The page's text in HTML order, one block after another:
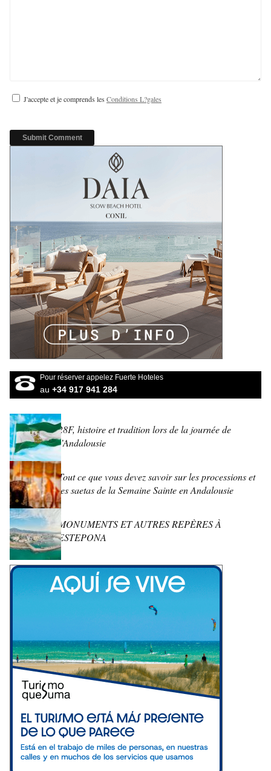
J'accepte et je comprends les Conditions L?gales
Pour réserver appelez Fuerte Hoteles
au +34 917 941 284
28F, histoire et tradition lors de la journée de
l’Andalousie
Tout ce que vous devez savoir sur les processions et
les saetas de la Semaine Sainte en Andalousie
MONUMENTS ET AUTRES REPÈRES À
ESTEPONA